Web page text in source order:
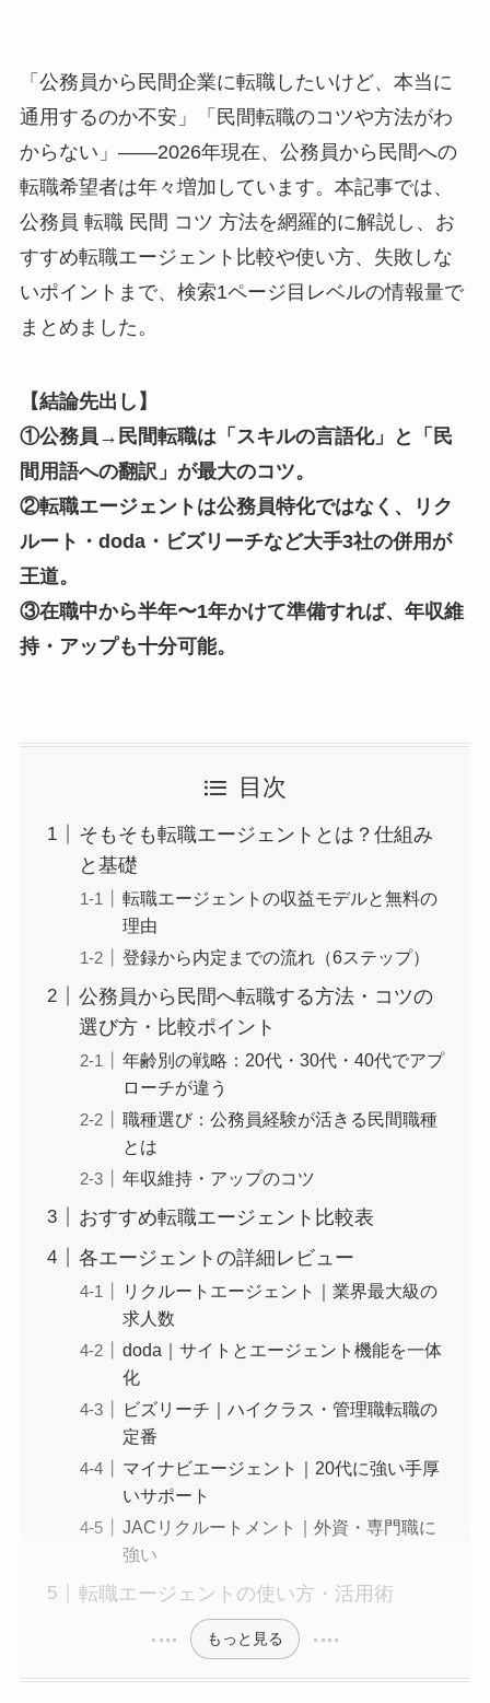
「公務員から民間企業に転職したいけど、本当に
通用するのか不安」「民間転職のコツや方法がわ
からない」――2026年現在、公務員から民間への
転職希望者は年々増加しています。本記事では、
公務員 転職 民間 コツ 方法を網羅的に解説し、お
すすめ転職エージェント比較や使い方、失敗しな
いポイントまで、検索1ページ目レベルの情報量で
まとめました。
【結論先出し】
①公務員→民間転職は「スキルの言語化」と「民
間用語への翻訳」が最大のコツ。
②転職エージェントは公務員特化ではなく、リク
ルート・doda・ビズリーチなど大手3社の併用が
王道。
③在職中から半年〜1年かけて準備すれば、年収維
持・アップも十分可能。
目次
そもそも転職エージェントとは？仕組み
と基礎
転職エージェントの収益モデルと無料の
理由
登録から内定までの流れ（6ステップ）
公務員から民間へ転職する方法・コツの
選び方・比較ポイント
年齢別の戦略：20代・30代・40代でアプ
ローチが違う
職種選び：公務員経験が活きる民間職種
とは
年収維持・アップのコツ
おすすめ転職エージェント比較表
各エージェントの詳細レビュー
リクルートエージェント｜業界最大級の
求人数
doda｜サイトとエージェント機能を一体
化
ビズリーチ｜ハイクラス・管理職転職の
定番
マイナビエージェント｜20代に強い手厚
いサポート
JACリクルートメント｜外資・専門職に
強い
転職エージェントの使い方・活用術
もっと見る